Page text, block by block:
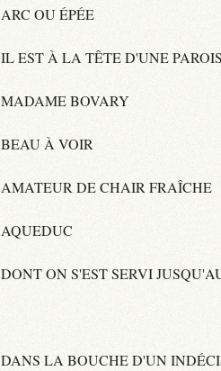
ARC OU ÉPÉE
IL EST À LA TÊTE D'UNE
MADAME BOVARY
BEAU À VOIR
AMATEUR DE CHAIR FRAÎCHE
AQUEDUC
DONT ON S'EST SERVI
DANS LA BOUCHE D'UN